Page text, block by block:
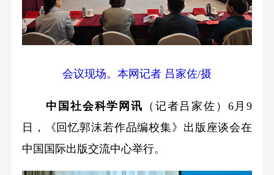
会议现场。本网记者 吕家佐/摄
中国社会科学网讯 （记者吕家佐）6月9
日，《回忆郭沫若作品编校集》出版座谈会在
中国国际出版交流中心举行。